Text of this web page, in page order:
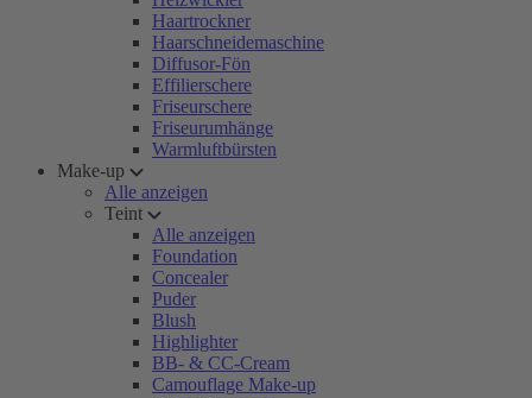
Haartrockner
Haarschneidemaschine
Diffusor-Fön
Effilierschere
Friseurschere
Friseurumhänge
Warmluftbürsten
Make-up
Alle anzeigen
Teint
Alle anzeigen
Foundation
Concealer
Puder
Blush
Highlighter
BB- & CC-Cream
Camouflage Make-up